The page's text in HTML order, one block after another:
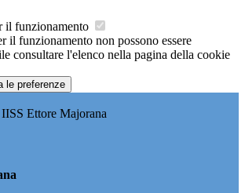
il funzionamento
il funzionamento non possono essere
consultare l'elenco nella pagina della cookie
le preferenze
IISS Ettore Majorana